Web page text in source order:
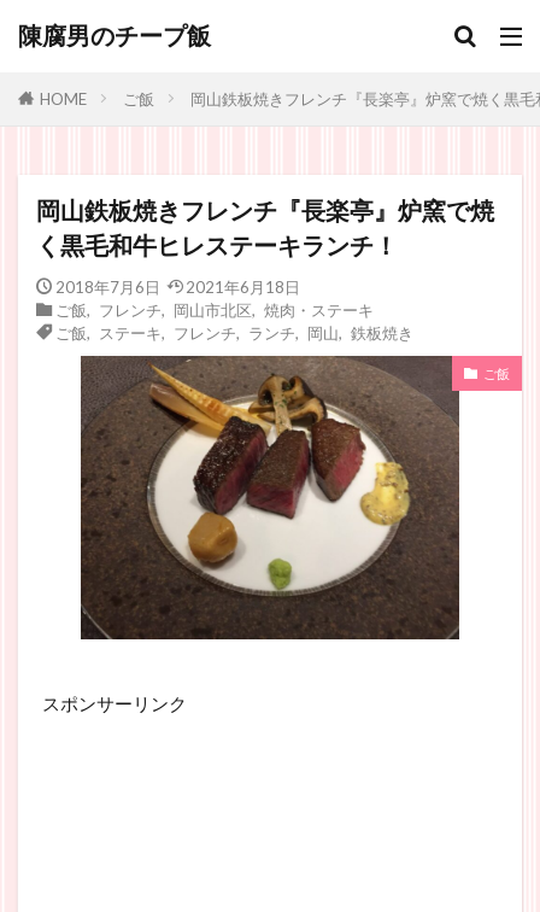
陳腐男のチープ飯
HOME ご飯 岡山鉄板焼きフレンチ『長楽亭』炉窯で焼く黒
岡山鉄板焼きフレンチ『長楽亭』炉窯で焼
く黒毛和牛ヒレステーキランチ！
2018年7月6日
2021年6月18日
ご飯
フレンチ 岡山市北区
焼肉・ステーキ
ご飯
ステーキ フレンチ ランチ 岡山 鉄板焼き
ご飯
スポンサーリンク